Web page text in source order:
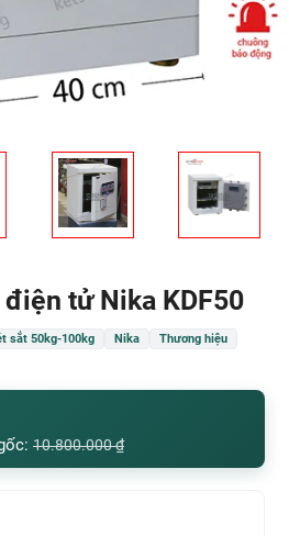
tử Nika KDF50
sắt 50kg-100kg Nika
Thương hiệu
10.800.000₫